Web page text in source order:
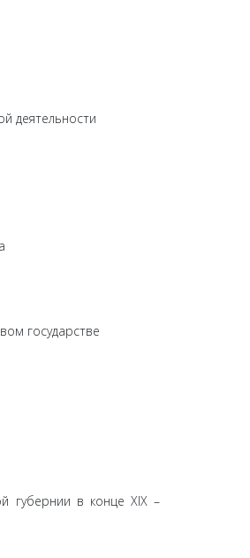
деятельности
государстве
губернии в конце XIX –